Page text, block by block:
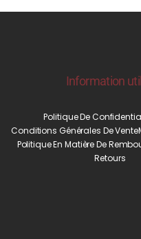
Information
Politique De
Conditions Générales De Vente
Politique En Matière De
Retours